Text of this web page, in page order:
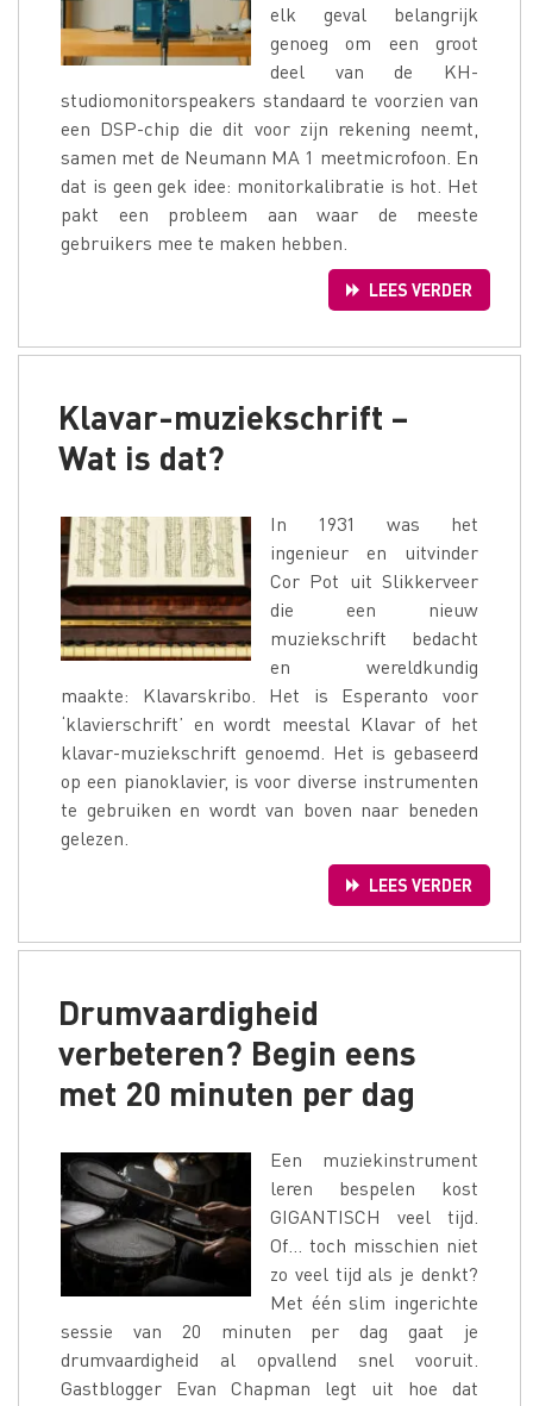
elk geval belangrijk
genoeg om een groot
deel van de KH-
studiomonitorspeakers standaard te voorzien van
een DSP-chip die dit voor zijn rekening neemt,
samen met de Neumann MA 1 meetmicrofoon. En
dat is geen gek idee: monitorkalibratie is hot. Het
pakt een probleem aan waar de meeste
gebruikers mee te maken hebben.
LEES VERDER
Klavar-muziekschrift –
Wat is dat?
In 1931 was het
ingenieur en uitvinder
Cor Pot uit Slikkerveer
die een nieuw
muziekschrift bedacht
en wereldkundig
maakte: Klavarskribo. Het is Esperanto voor
‘klavierschrift’ en wordt meestal Klavar of het
klavar-muziekschrift genoemd. Het is gebaseerd
op een pianoklavier, is voor diverse instrumenten
te gebruiken en wordt van boven naar beneden
gelezen.
LEES VERDER
Drumvaardigheid
verbeteren? Begin eens
met 20 minuten per dag
Een muziekinstrument
leren bespelen kost
GIGANTISCH veel tijd.
Of… toch misschien niet
zo veel tijd als je denkt?
Met één slim ingerichte
sessie van 20 minuten per dag gaat je
drumvaardigheid al opvallend snel vooruit.
Gastblogger Evan Chapman legt uit hoe dat